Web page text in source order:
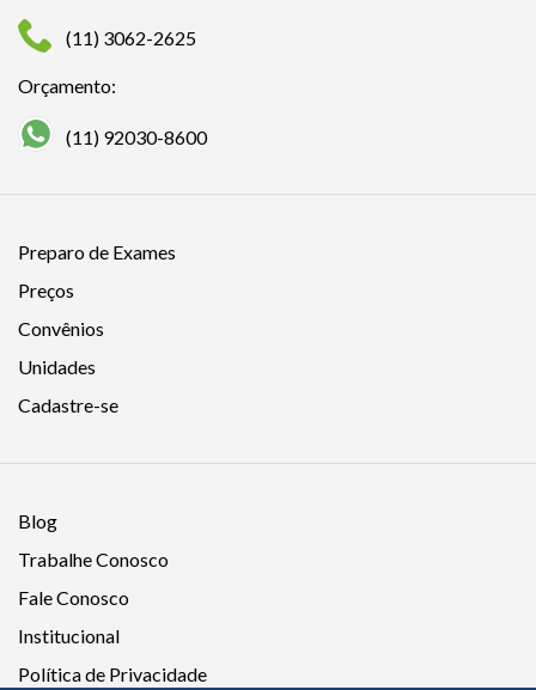
(11) 3062-2625
Orçamento:
(11) 92030-8600
Preparo de Exames
Preços
Convênios
Unidades
Cadastre-se
Blog
Trabalhe Conosco
Fale Conosco
Institucional
Política de Privacidade